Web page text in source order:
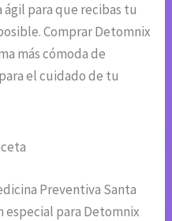
para que recibas tu
Comprar Detomnix
más cómoda de
el cuidado de tu
Preventiva Santa
especial para Detomnix